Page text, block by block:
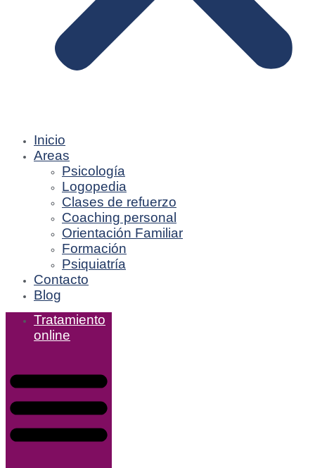
Inicio
Areas
Psicología
Logopedia
Clases de refuerzo
Coaching personal
Orientación Familiar
Formación
Psiquiatría
Contacto
Blog
Tratamiento
online